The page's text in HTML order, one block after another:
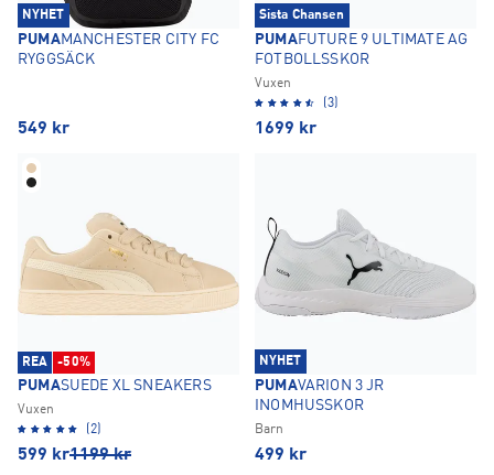
NYHET
PUMAMANCHESTER CITY FC
RYGGSÄCK
549 kr
Sista Chansen
PUMAFUTURE 9 ULTIMATE AG
FOTBOLLSSKOR
Vuxen
(3)
1699 kr
REA -50%
PUMASUEDE XL SNEAKERS
Vuxen
(2)
599 kr1199 kr
NYHET
PUMAVARION 3 JR
INOMHUSSKOR
Barn
499 kr